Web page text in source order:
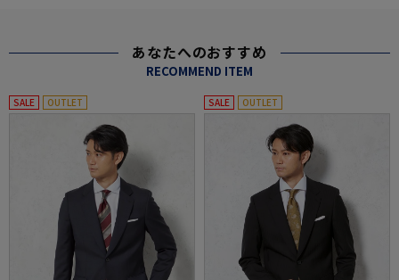
あなたへのおすすめ
RECOMMEND ITEM
SALE OUTLET SALE OUTLET